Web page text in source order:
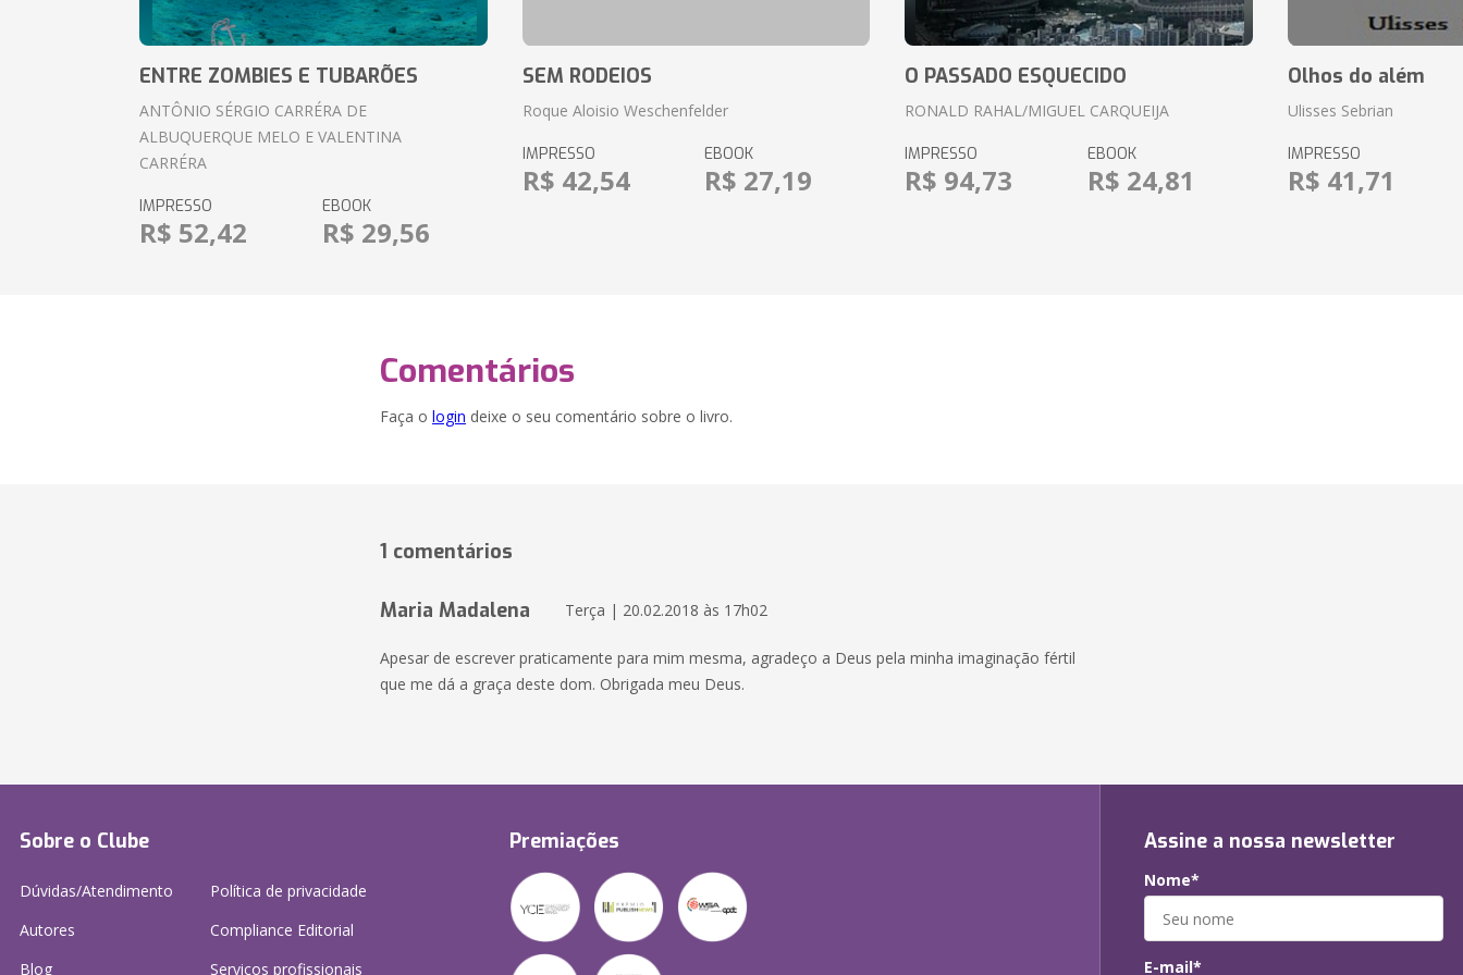
ENTRE ZOMBIES E TUBARÕES
ANTÔNIO SÉRGIO CARRÉRA DE
ALBUQUERQUE MELO E VALENTINA
CARRÉRA
IMPRESSO
R$ 52,42
EBOOK
R$ 29,56
SEM RODEIOS
Roque Aloisio Weschenfelder
IMPRESSO
R$ 42,54
EBOOK
R$ 27,19
O PASSADO ESQUECIDO
RONALD RAHAL/MIGUEL CARQUEIJA
IMPRESSO
R$ 94,73
EBOOK
R$ 24,81
Olhos do além
Ulisses Sebrian
IMPRESSO
R$ 41,71
Comentários
Faça o login deixe o seu comentário sobre o livro.
1 comentários
Maria Madalena Terça | 20.02.2018 às 17h02
Apesar de escrever praticamente para mim mesma, agradeço a Deus pela minha imaginação fértil
que me dá a graça deste dom. Obrigada meu Deus.
Sobre o Clube
Dúvidas/Atendimento
Autores
Blog
Política de privacidade
Compliance Editorial
Serviços profissionais
Premiações Assine a nossa newsletter
Nome*
E-mail*